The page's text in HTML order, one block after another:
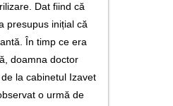
Dat fiind că
presupus inițial că
În timp ce era
doamna doctor
la cabinetul Izavet
o urmă de